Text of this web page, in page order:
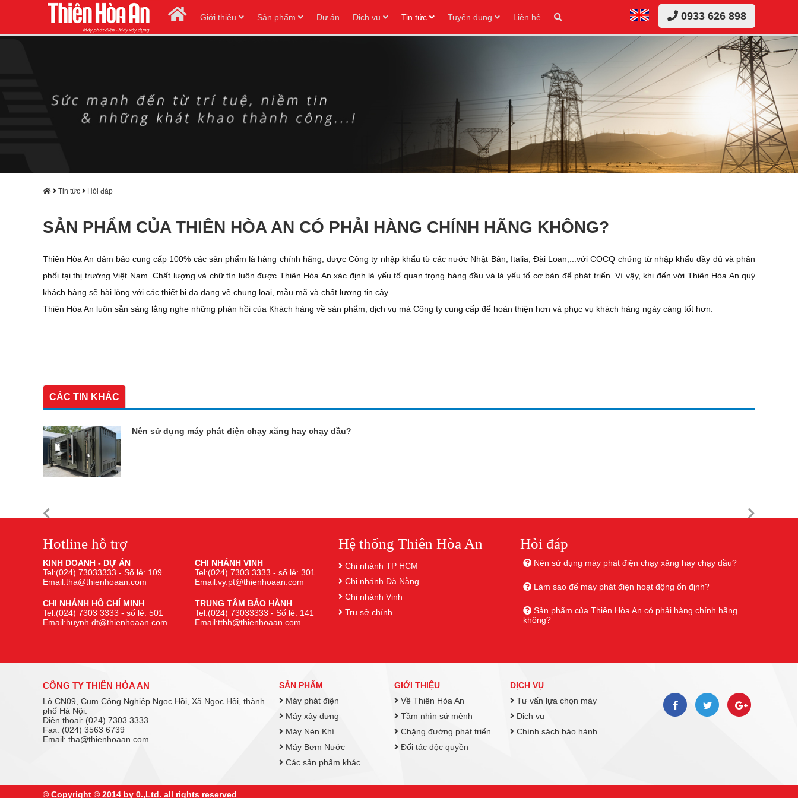
0933 626 898
Giới thiệu Sản phẩm Dự án Dịch vụ Tin tức Tuyển dụng Liên hệ
Tin tức Hỏi đáp
SẢN PHẨM CỦA THIÊN HÒA AN CÓ PHẢI HÀNG CHÍNH HÃNG KHÔNG?
Thiên Hòa An đảm bảo cung cấp 100% các sản phẩm là hàng chính hãng, được Công ty nhập khẩu từ các nước Nhật Bản, Italia, Đài Loan,...với COCQ chứng từ nhập khẩu đầy đủ và phân
phối tại thị trường Việt Nam. Chất lượng và chữ tín luôn được Thiên Hòa An xác định là yếu tố quan trọng hàng đầu và là yếu tố cơ bản để phát triển. Vì vậy, khi đến với Thiên Hòa An quý
khách hàng sẽ hài lòng với các thiết bị đa dạng về chung loại, mẫu mã và chất lượng tin cậy.
Thiên Hòa An luôn sẵn sàng lắng nghe những phản hồi của Khách hàng về sản phẩm, dịch vụ mà Công ty cung cấp để hoàn thiện hơn và phục vụ khách hàng ngày càng tốt hơn.
CÁC TIN KHÁC
Nên sử dụng máy phát điện chạy xăng hay chạy dầu?
Hotline hỗ trợ
KINH DOANH - DỰ ÁN
Tel:(024) 73033333 - Số lẻ: 109
Email:tha@thienhoaan.com
CHI NHÁNH VINH
Tel:(024) 7303 3333 - số lẻ: 301
Email:vy.pt@thienhoaan.com
CHI NHÁNH HỒ CHÍ MINH
Tel:(024) 7303 3333 - số lẻ: 501
Email:huynh.dt@thienhoaan.com
TRUNG TÂM BẢO HÀNH
Tel:(024) 73033333 - Số lẻ: 141
Email:ttbh@thienhoaan.com
Hệ thống Thiên Hòa An
Chi nhánh TP HCM
Chi nhánh Đà Nẵng
Chi nhánh Vinh
Trụ sở chính
Hỏi đáp
Nên sử dụng máy phát điện chạy xăng hay chạy dầu?
Làm sao để máy phát điện hoạt động ổn định?
Sản phẩm của Thiên Hòa An có phải hàng chính hãng
không?
CÔNG TY THIÊN HÒA AN
Lô CN09, Cụm Công Nghiệp Ngọc Hồi, Xã Ngọc Hồi, thành
phố Hà Nội.
Điện thoại: (024) 7303 3333
Fax: (024) 3563 6739
Email: tha@thienhoaan.com
SẢN PHẨM
Máy phát điện
Máy xây dựng
Máy Nén Khí
Máy Bơm Nước
Các sản phẩm khác
GIỚI THIỆU
Về Thiên Hòa An
Tầm nhìn sứ mệnh
Chặng đường phát triển
Đối tác độc quyền
DỊCH VỤ
Tư vấn lựa chọn máy
Dịch vụ
Chính sách bảo hành
© Copyright © 2014 by 0.,Ltd. all rights reserved